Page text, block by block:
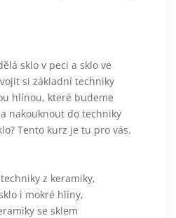
sklo v peci a sklo ve
si základní techniky
hlínou, které budeme
nakouknout do techniky
Tento kurz je tu pro vás.
z keramiky,
i mokré hlíny,
se sklem